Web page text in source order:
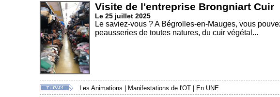
Visite de l'entreprise Brongniart Cuir
Le 25 juillet 2025
Le saviez-vous ? A Bégrolles-en-Mauges, vous
peausseries de toutes natures, du cuir végétal...
Les Animations | Manifestations de l'OT | En UNE